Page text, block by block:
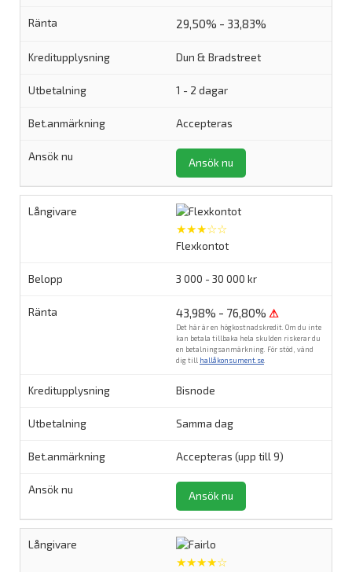
29,50% - 33,83%
Dun & Bradstreet
1 - 2 dagar
Accepteras
Ansök nu
★★★☆☆
Flexkontot
3 000 - 30 000 kr
43,98% - 76,80% ⚠
Det här är en högkostnadskredit. Om du inte
kan betala tillbaka hela skulden riskerar du
en betalningsanmärkning. För stöd, vänd
dig till hallåkonsument.se.
Bisnode
Samma dag
Accepteras (upp till 9)
Ansök nu
★★★★☆